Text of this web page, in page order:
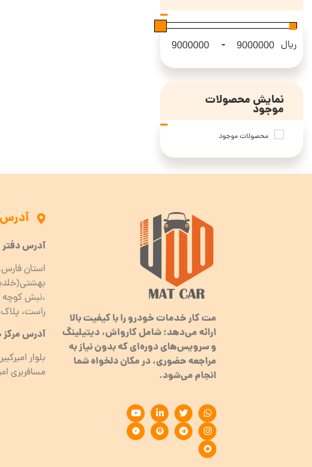
ریال Minimum Price
-
Maximum Price
نمایش محصولات
موجود
محصولات موجود
مت کار خدمات خودرو را با کیفیت بالا
ارائه می‌دهد؛ شامل کارواش، دیتیلینگ
و سرویس‌های دوره‌ای که بدون نیاز به
مراجعه حضوری، در مکان دلخواه شما
انجام می‌شود.
آدرس
آدرس دفتر
استان
راست، پلاک 1، طبقه ۳ ،واحد شمالی
آدرس
مسافربری